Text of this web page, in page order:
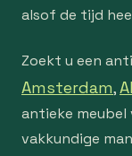
alsof de tijd
Zoekt u een
Amsterdam,
antieke
vakkundige